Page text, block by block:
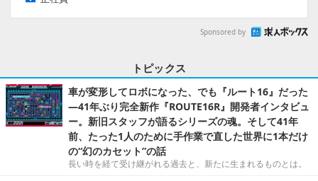
Sponsored by
トピックス
車が変形してロボになった、でも『ルート16』だった
―41年ぶり完全新作『ROUTE16R』開発者インタビュ
ー。新旧スタッフが語るシリーズの魂。そして41年
前、たった1人のために手作業で直した世界に1本だけ
の“幻のカセット”の話
長い時を経て受け継がれる過去と、新たに生まれるものとは。